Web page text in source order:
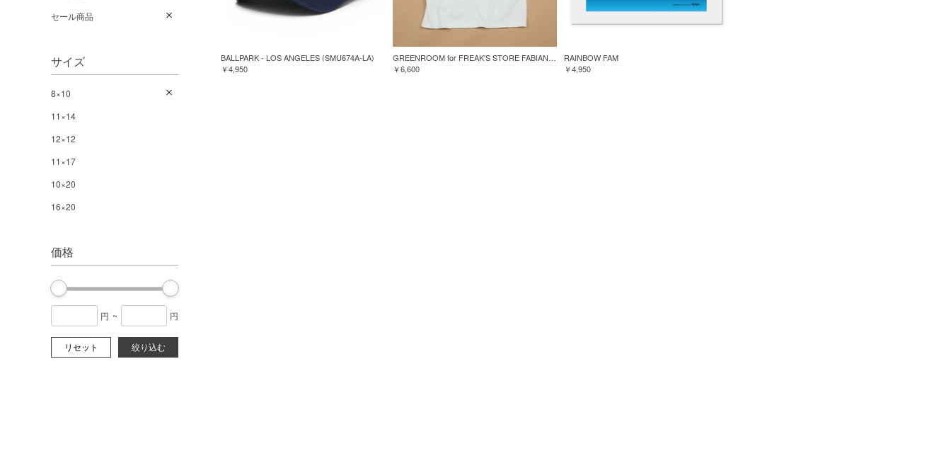
セール商品
サイズ
8×10
11×14
12×12
11×17
10×20
16×20
価格
円 ~ 円
リセット 絞り込む
BALLPARK - LOS ANGELES (SMU674A-LA)
￥4,950
GREENROOM for FREAK'S STORE FABIAN LAVATER S/S TEE
￥6,600
RAINBOW FAM
￥4,950